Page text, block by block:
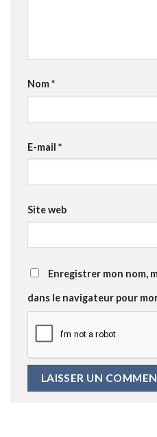
Nom*
E-mail *
Site web
Enregistrer mon nom,
dans le navigateur pour